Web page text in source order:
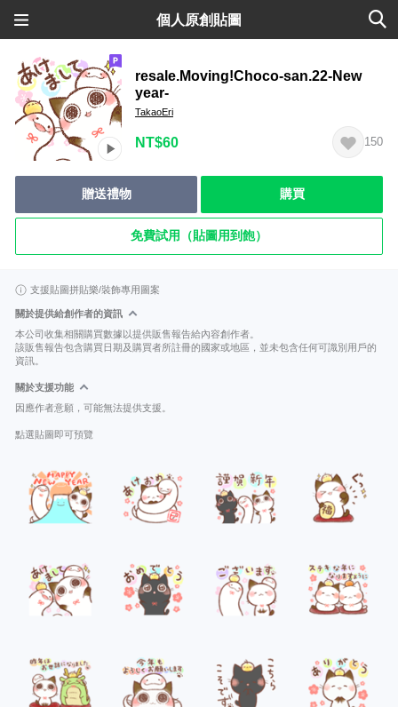
個人原創貼圖
resale.Moving!Choco-san.22-New
year-
TakaoEri
NT$60 150
贈送禮物 購買
免費試用（貼圖用到飽）
支援貼圖拼貼樂/裝飾專用圖案
關於提供給創作者的資訊
本公司收集相關購買數據以提供販售報告給內容創作者。
該販售報告包含購買日期及購買者所註冊的國家或地區，並未包含任何可識別用戶的
資訊。
關於支援功能
因應作者意願，可能無法提供支援。
點選貼圖即可預覽